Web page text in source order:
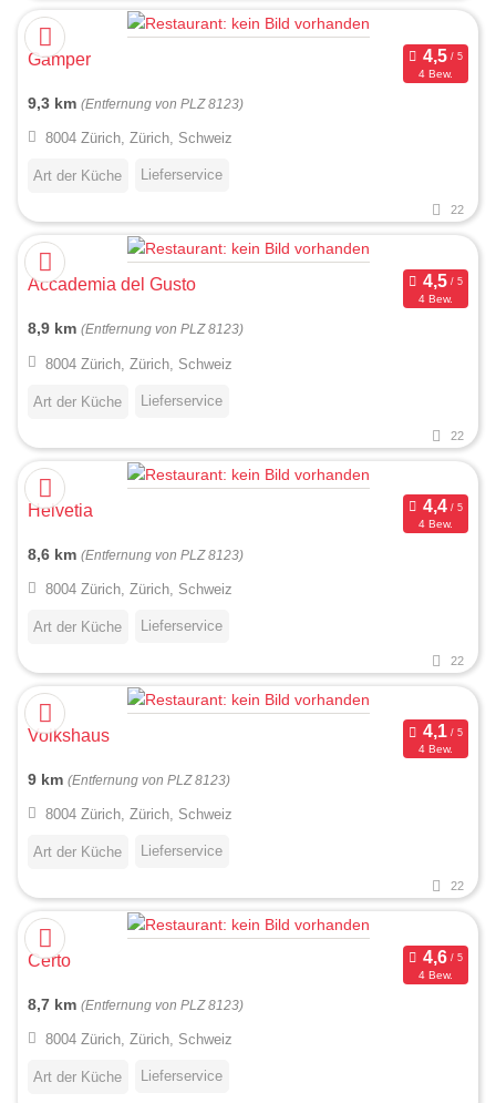
Gamper
4 Bew.
9,3 km (Entfernung von PLZ 8123)
8004 Zürich, Zürich, Schweiz
Art der Küche Lieferservice
22
Accademia del Gusto
4 Bew.
8,9 km (Entfernung von PLZ 8123)
8004 Zürich, Zürich, Schweiz
Art der Küche Lieferservice
22
Helvetia
4 Bew.
8,6 km (Entfernung von PLZ 8123)
8004 Zürich, Zürich, Schweiz
Art der Küche Lieferservice
22
Volkshaus
4 Bew.
9 km (Entfernung von PLZ 8123)
8004 Zürich, Zürich, Schweiz
Art der Küche Lieferservice
22
Certo
4 Bew.
8,7 km (Entfernung von PLZ 8123)
8004 Zürich, Zürich, Schweiz
Art der Küche Lieferservice